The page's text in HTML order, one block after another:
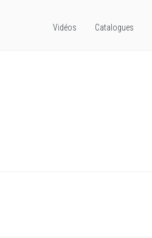
Vidéos Catalogues